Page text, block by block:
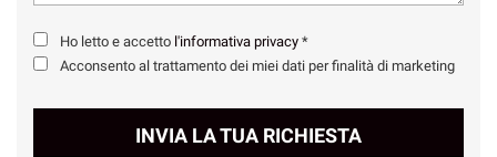
Ho letto e accetto l'informativa privacy *
Acconsento al trattamento dei miei dati per finalità di marketing
INVIA LA TUA RICHIESTA